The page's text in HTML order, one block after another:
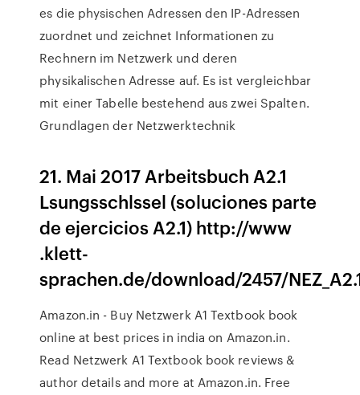
es die physischen Adressen den IP-Adressen
zuordnet und zeichnet Informationen zu
Rechnern im Netzwerk und deren
physikalischen Adresse auf. Es ist vergleichbar
mit einer Tabelle bestehend aus zwei Spalten.
Grundlagen der Netzwerktechnik
21. Mai 2017 Arbeitsbuch A2.1
Lsungsschlssel (soluciones parte
de ejercicios A2.1) http://www
.klett-
sprachen.de/download/2457/
Amazon.in - Buy Netzwerk A1 Textbook book
online at best prices in india on Amazon.in.
Read Netzwerk A1 Textbook book reviews &
author details and more at Amazon.in. Free